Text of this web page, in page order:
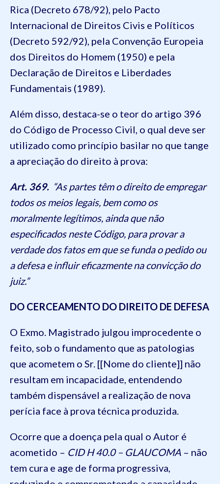
Rica (Decreto 678/92), pelo Pacto
Internacional de Direitos Civis e Políticos
(Decreto 592/92), pela Convenção Europeia
dos Direitos do Homem (1950) e pela
Declaração de Direitos e Liberdades
Fundamentais (1989).
Além disso, destaca-se o teor do artigo 396
do Código de Processo Civil, o qual deve ser
utilizado como princípio basilar no que tange
a apreciação do direito à prova:
Art. 369. “As partes têm o direito de empregar
todos os meios legais, bem como os
moralmente legítimos, ainda que não
especificados neste Código, para provar a
verdade dos fatos em que se funda o pedido ou
a defesa e influir eficazmente na convicção do
juiz.”
DO CERCEAMENTO DO DIREITO DE DEFESA
O Exmo. Magistrado julgou improcedente o
feito, sob o fundamento que as patologias
que acometem o Sr. [[Nome do cliente]] não
resultam em incapacidade, entendendo
também dispensável a realização de nova
perícia face à prova técnica produzida.
Ocorre que a doença pela qual o Autor é
acometido – CID H 40.0 – GLAUCOMA – não
tem cura e age de forma progressiva,